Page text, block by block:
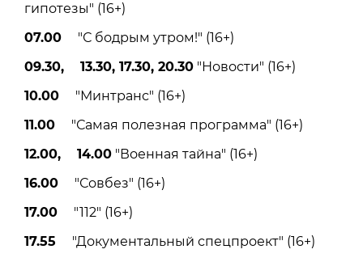
гипотезы" (16+)
07.00 "С бодрым утром!" (16+)
09.30, 13.30, 17.30, 20.30 "Новости" (16+)
10.00 "Минтранс" (16+)
11.00 "Самая полезная программа" (16+)
12.00, 14.00 "Военная тайна" (16+)
16.00 "Совбез" (16+)
17.00 "112" (16+)
17.55 "Документальный спецпроект" (16+)